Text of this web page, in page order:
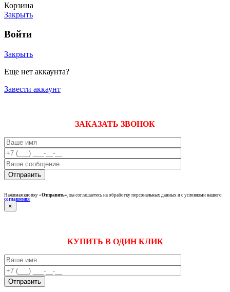
Корзина
Закрыть
Войти
Закрыть
Еще нет аккаунта?
Завести аккаунт
ЗАКАЗАТЬ ЗВОНОК
Нажимая кнопку «Отправить», вы соглашаетесь на обработку персональных данных и с условиями нашего
соглашения
×
КУПИТЬ В ОДИН КЛИК